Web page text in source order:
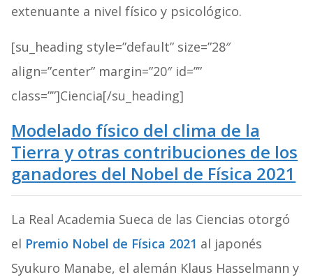
extenuante a nivel físico y psicológico.
[su_heading style=”default” size=”28″
align=”center” margin=”20″ id=””
class=””]Ciencia[/su_heading]
Modelado físico del clima de la
Tierra y otras contribuciones de los
ganadores del Nobel de Física 2021
La Real Academia Sueca de las Ciencias otorgó
el Premio Nobel de Física 2021 al japonés
Syukuro Manabe, el alemán Klaus Hasselmann y